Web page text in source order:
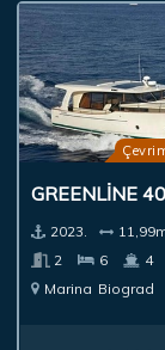
GREENLINE 40
2023.
2
6
4
Marina Biograd